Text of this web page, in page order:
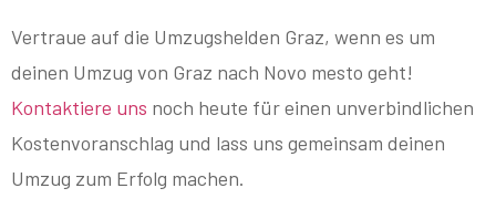
Vertraue auf die Umzugshelden Graz, wenn es um
deinen Umzug von Graz nach Novo mesto geht!
Kontaktiere uns noch heute für einen unverbindlichen
Kostenvoranschlag und lass uns gemeinsam deinen
Umzug zum Erfolg machen.